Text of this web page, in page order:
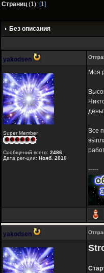
Страниц(1): [1]
Без описания
yakodsen
Super Member
Сообщений всего: 2486
Дата рег-ции: Нояб. 2010
Моя
Все
-----
yakodsen